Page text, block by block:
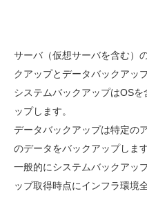
サーバ（仮想サーバを含む）
クアップとデータバックアッ
システムバックアップはOS
ップします。
データバックアップは特定の
のデータをバックアップします
一般的にシステムバックアッ
ップ取得時点にインフラ環境